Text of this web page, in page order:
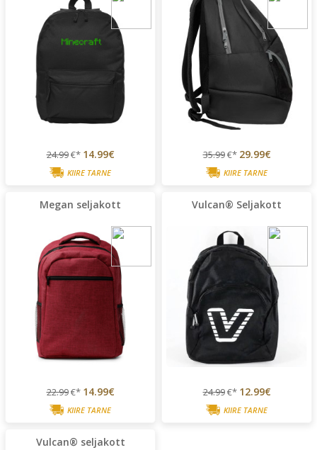
24.99€* 14.99€
KIIRE TARNE
35.99€* 29.99€
KIIRE TARNE
Megan seljakott
22.99€* 14.99€
KIIRE TARNE
Vulcan® Seljakott
24.99€* 12.99€
KIIRE TARNE
Vulcan® seljakott